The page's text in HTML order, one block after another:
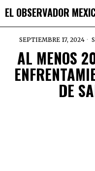
EL OBSERVADOR
SEPTIEMBRE 17, 2024
AL MENOS
DE